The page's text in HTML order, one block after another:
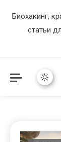
Биохакинг,
статьи